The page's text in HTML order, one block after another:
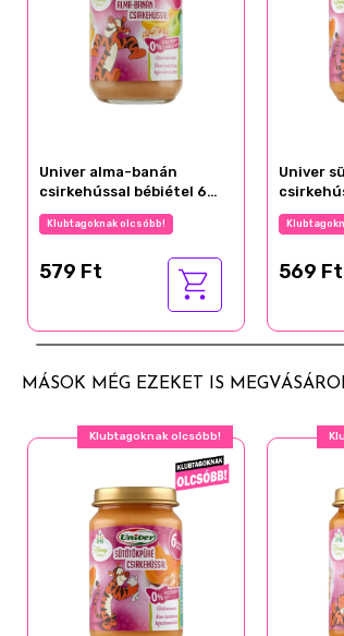
Univer alma-banán
csirkehússal bébiétel 6
hónapos kortól 163 g
Klubtagoknak olcsóbb!
579 Ft
Univer
hónapos
569 Ft
MÁSOK MÉG EZEKET IS
Klubtagoknak olcsóbb!